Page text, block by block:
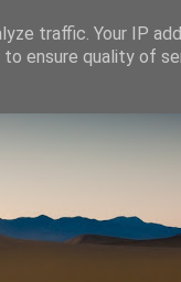
traffic. Your IP
ensure quality of